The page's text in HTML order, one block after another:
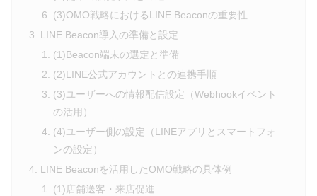
(3)OMO戦略におけるLINE Beaconの重要性
LINE Beacon導入の準備と設定
(1)Beacon端末の選定と準備
(2)LINE公式アカウントとの連携手順
(3)ユーザーへの情報配信設定（Webhookイベント
の活用）
(4)ユーザー側の設定（LINEアプリとスマートフォ
ンの設定）
LINE Beaconを活用したOMO戦略の具体例
(1)店舗送客・来店促進